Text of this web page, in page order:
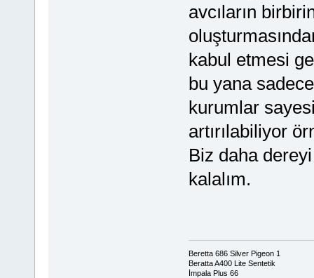
avcıların
kabul etmesi
bu yana
kurumlar
artırılabiliyor
Biz daha
kalalım.
Beretta 686 Silver Pigeon 1
Beratta A400 Lite Sentetik
İmpala Plus 66